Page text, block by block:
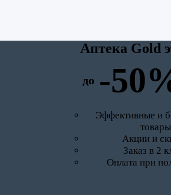
Аптека Gold
до -
Эффективные и
товары
Акции и
Заказ в 2
Оплата при